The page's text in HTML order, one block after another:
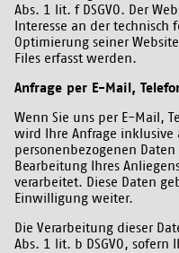
Abs. 1 lit. f DSGVO. Der
Interesse an der
Optimierung seiner
Files erfasst werden.
Anfrage per E-Mail,
Wenn Sie uns per E-Mail,
wird Ihre Anfrage inklusive
personenbezogenen
Bearbeitung Ihres
verarbeitet. Diese Daten
Einwilligung weiter.
Die Verarbeitung dieser
Abs. 1 lit. b DSGVO,